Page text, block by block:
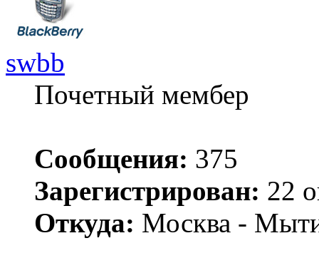
swbb
Почетный мембер
Сообщения: 375
Зарегистрирован: 22
Откуда: Москва -